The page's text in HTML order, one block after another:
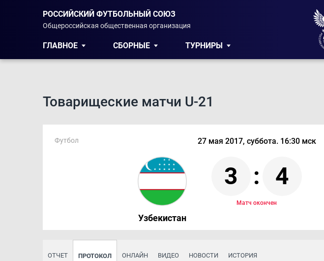
РОССИЙСКИЙ ФУТБОЛЬНЫЙ СОЮЗ
Общероссийская общественная организация
ГЛАВНОЕ СБОРНЫЕ ТУРНИРЫ
Товарищеские матчи U-21
Футбол 27 мая 2017, суббота. 16:30 мск
Узбекистан
3 : 4
Матч окончен
ОТЧЕТ ПРОТОКОЛ ОНЛАЙН ВИДЕО НОВОСТИ ИСТОРИЯ